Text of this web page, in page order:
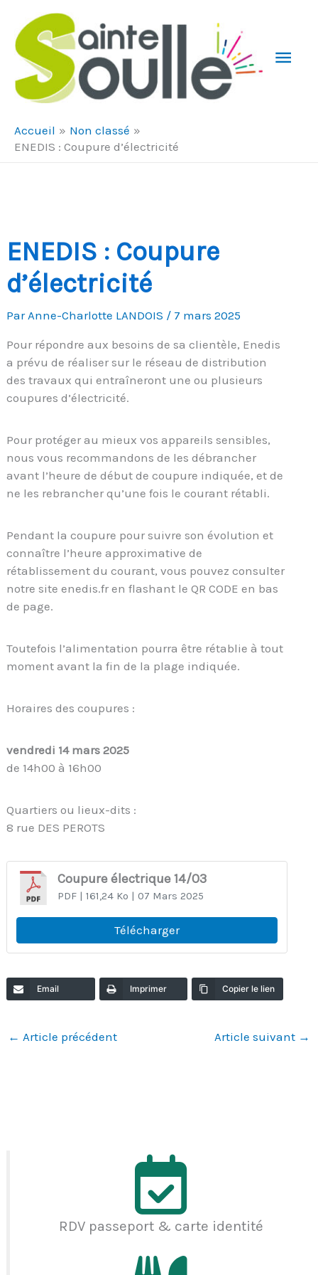
Accueil
Non classé
ENEDIS : Coupure d’électricité
ENEDIS : Coupure
d’électricité
ParAnne-Charlotte LANDOIS / 7 mars 2025
Pour répondre aux besoins de sa clientèle, Enedis
a prévu de réaliser sur le réseau de distribution
des travaux qui entraîneront une ou plusieurs
coupures d’électricité.
Pour protéger au mieux vos appareils sensibles,
nous vous recommandons de les débrancher
avant l’heure de début de coupure indiquée, et de
ne les rebrancher qu’une fois le courant rétabli.
Pendant la coupure pour suivre son évolution et
connaître l’heure approximative de
rétablissement du courant, vous pouvez consulter
notre site enedis.fr en flashant le QR CODE en bas
de page.
Toutefois l’alimentation pourra être rétablie à tout
moment avant la fin de la plage indiquée.
Horaires des coupures :
vendredi 14 mars 2025
de 14h00 à 16h00
Quartiers ou lieux-dits :
8 rue DES PEROTS
Coupure électrique 14/03
PDF| 161,24 Ko | 07 Mars 2025
Télécharger
Email Imprimer Copier le lien
← Article précédent Article suivant →
RDV passeport & carte identité